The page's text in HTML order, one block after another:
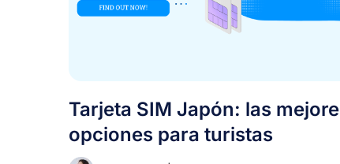
Tarjeta SIM Japón: las
opciones para turistas